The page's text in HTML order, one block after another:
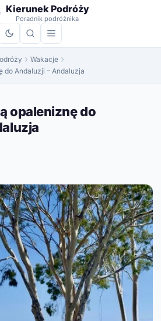
Kierunek Podróży
Poradnik podróżnika
Wakacje
do Andaluzji – Andaluzja
opaleniznę do